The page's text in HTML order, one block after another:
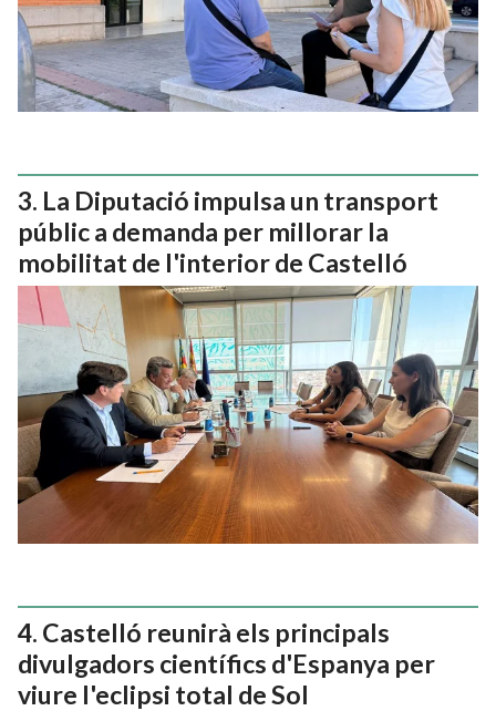
La Diputació impulsa un transport
públic a demanda per millorar la
mobilitat de l'interior de Castelló
Castelló reunirà els principals
divulgadors científics d'Espanya per
viure l'eclipsi total de Sol